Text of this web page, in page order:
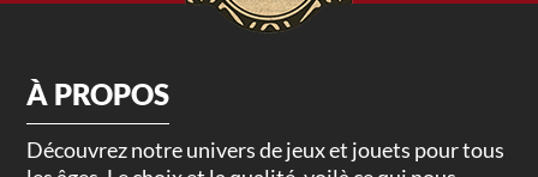
À PROPOS
Découvrez notre univers de jeux et jouets pour tous